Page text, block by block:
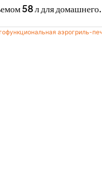
58 л для домашнего